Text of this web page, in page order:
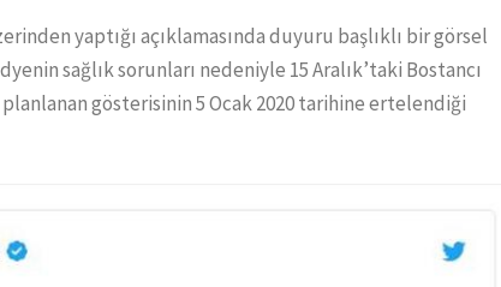
yaptığı açıklamasında duyuru başlıklı bir görsel
sağlık sorunları nedeniyle 15 Aralık’taki Bostancı
planlanan gösterisinin 5 Ocak 2020 tarihine ertelendiği